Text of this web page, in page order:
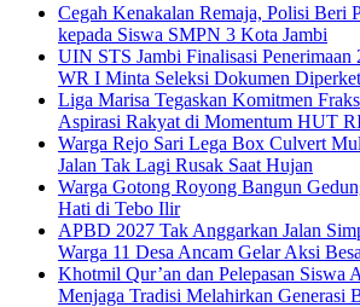
Cegah Kenakalan Remaja, Polisi Beri
kepada Siswa SMPN 3 Kota Jambi
UIN STS Jambi Finalisasi Penerimaan
WR I Minta Seleksi Dokumen
Liga Marisa Tegaskan Komitmen
Aspirasi Rakyat di Momentum HUT
Warga Rejo Sari Lega Box Culvert
Jalan Tak Lagi Rusak Saat Hujan
Warga Gotong Royong Bangun
Hati di Tebo Ilir
APBD 2027 Tak Anggarkan Jalan
Warga 11 Desa Ancam Gelar Aksi
Khotmil Qur’an dan Pelepasan Siswa
Menjaga Tradisi Melahirkan Generasi